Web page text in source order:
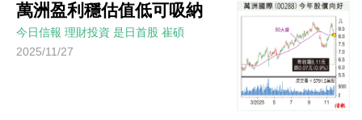
萬洲盈利穩估值低可吸納
今日信報 理財投資 是日首股 崔碩
2025/11/27